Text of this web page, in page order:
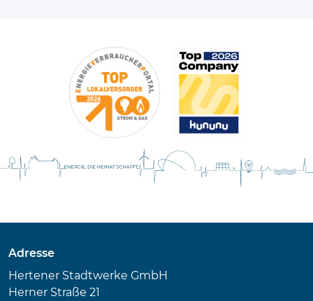
Adresse
Hertener Stadtwerke GmbH
Herner Straße 21